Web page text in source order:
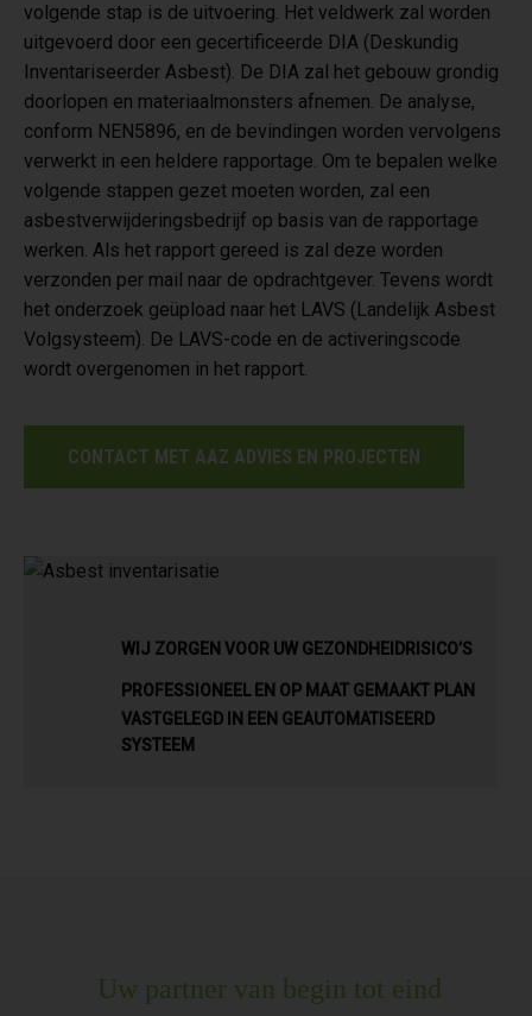
volgende stap is de uitvoering. Het veldwerk zal worden
uitgevoerd door een gecertificeerde DIA (Deskundig
Inventariseerder Asbest). De DIA zal het gebouw grondig
doorlopen en materiaalmonsters afnemen. De analyse,
conform NEN5896, en de bevindingen worden vervolgens
verwerkt in een heldere rapportage. Om te bepalen welke
volgende stappen gezet moeten worden, zal een
asbestverwijderingsbedrijf op basis van de rapportage
werken. Als het rapport gereed is zal deze worden
verzonden per mail naar de opdrachtgever. Tevens wordt
het onderzoek geüpload naar het LAVS (Landelijk Asbest
Volgsysteem). De LAVS-code en de activeringscode
wordt overgenomen in het rapport.
CONTACT MET AAZ ADVIES EN PROJECTEN
WIJ ZORGEN VOOR UW GEZONDHEIDRISICO’S
PROFESSIONEEL EN OP MAAT GEMAAKT PLAN
VASTGELEGD IN EEN GEAUTOMATISEERD
SYSTEEM
Uw partner van begin tot eind